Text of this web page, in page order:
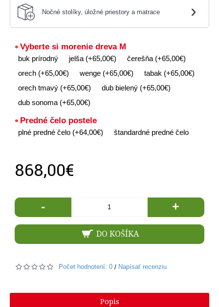
Nočné stolíky, úložné priestory a matrace ›
Vyberte si morenie dreva M
buk prírodný jelša (+65,00€)
čerešňa (+65,00€)
orech (+65,00€)
wenge (+65,00€)
tabak (+65,00€)
orech tmavý (+65,00€)
dub bielený (+65,00€)
dub sonoma (+65,00€)
Predné čelo postele
plné predné čelo (+64,00€) štandardné predné čelo
868,00€
- +
DO KOŠÍKA
Počet hodnotení: 0 / Napísať recenziu
Popis